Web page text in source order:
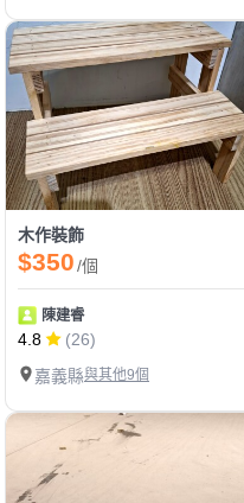
木作裝飾
$350/個
陳建睿
4.8
(26)
嘉義縣與其他9個